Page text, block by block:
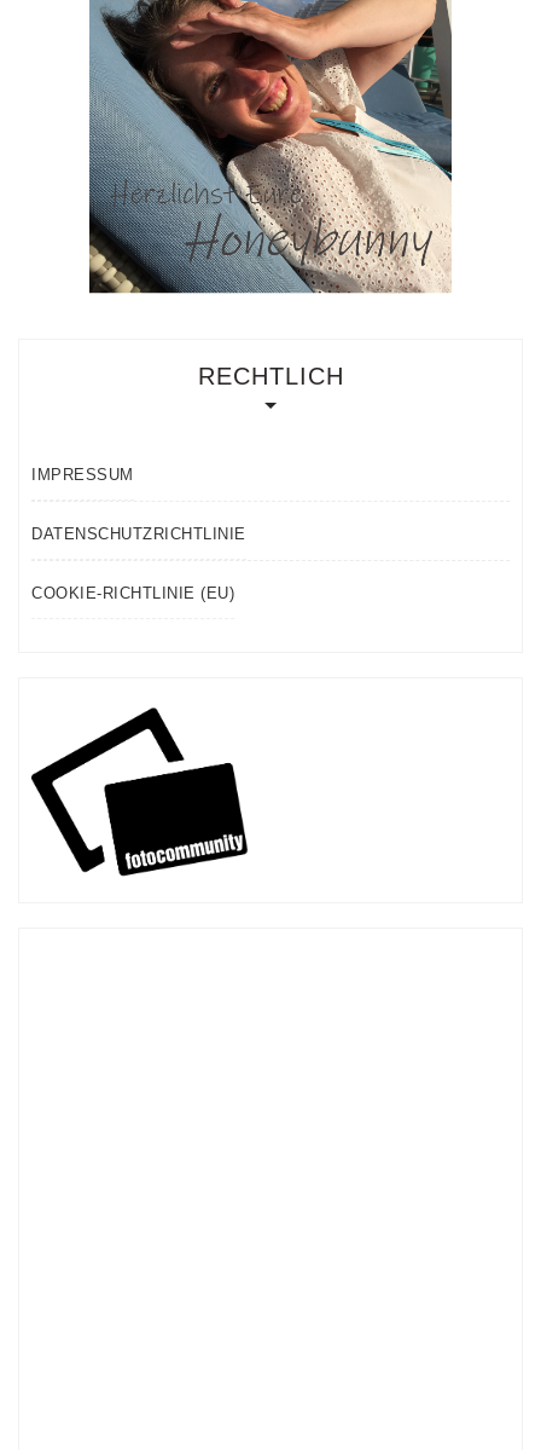
RECHTLICH
IMPRESSUM
DATENSCHUTZRICHTLINIE
COOKIE-RICHTLINIE (EU)